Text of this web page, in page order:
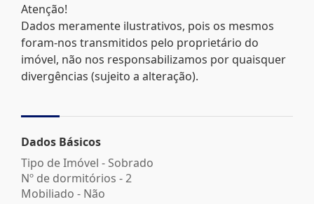
Atenção!
Dados meramente ilustrativos, pois os mesmos
foram-nos transmitidos pelo proprietário do
imóvel, não nos responsabilizamos por quaisquer
divergências (sujeito a alteração).
Dados Básicos
Tipo de Imóvel - Sobrado
Nº de dormitórios - 2
Mobiliado - Não